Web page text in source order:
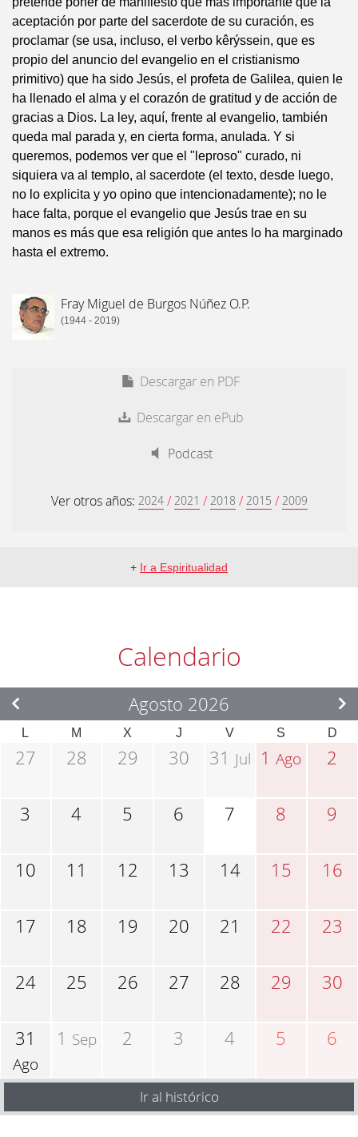
aceptación por parte del sacerdote de su curación, es
proclamar (se usa, incluso, el verbo kêrýssein, que es
propio del anuncio del evangelio en el cristianismo
primitivo) que ha sido Jesús, el profeta de Galilea, quien le
ha llenado el alma y el corazón de gratitud y de acción de
gracias a Dios. La ley, aquí, frente al evangelio, también
queda mal parada y, en cierta forma, anulada. Y si
queremos, podemos ver que el "leproso" curado, ni
siquiera va al templo, al sacerdote (el texto, desde luego,
no lo explicita y yo opino que intencionadamente); no le
hace falta, porque el evangelio que Jesús trae en su
manos es más que esa religión que antes lo ha marginado
hasta el extremo.
Fray Miguel de Burgos Núñez O.P.
(1944 - 2019)
Descargar en PDF
Descargar en ePub
Podcast
Ver otros años: 2024 / 2021 / 2018 / 2015 / 2009
+ Ir a Espiritualidad
Calendario
Agosto 2026
L M X J V S D
27 28 29 30 31 Jul 1Ago 2
3 4 5 6 7 8 9
10 11 12 13 14 15 16
17 18 19 20 21 22 23
24 25 26 27 28 29 30
31
Ago
1 Sep 2 3 4 5 6
Ir al histórico